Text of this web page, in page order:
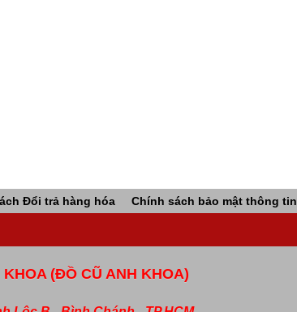
Đổi trả hàng hóa Chính sách bảo mật thông tin
(ĐỒ CŨ ANH KHOA)